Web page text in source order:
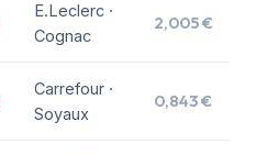
E.Leclerc ·
Cognac
2,005 €
Carrefour ·
Soyaux
0,843 €